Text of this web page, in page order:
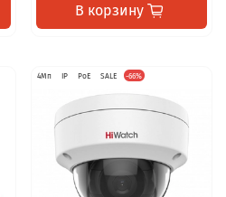
В корзину
4Мп IP PoE SALE -66%